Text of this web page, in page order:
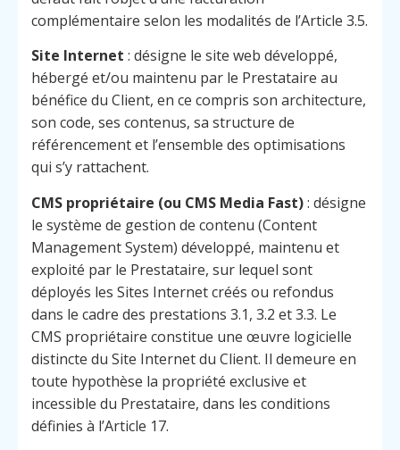
complémentaire selon les modalités de l’Article 3.5.
Site Internet : désigne le site web développé,
hébergé et/ou maintenu par le Prestataire au
bénéfice du Client, en ce compris son architecture,
son code, ses contenus, sa structure de
référencement et l’ensemble des optimisations
qui s’y rattachent.
CMS propriétaire (ou CMS Media Fast): désigne
le système de gestion de contenu (Content
Management System) développé, maintenu et
exploité par le Prestataire, sur lequel sont
déployés les Sites Internet créés ou refondus
dans le cadre des prestations 3.1, 3.2 et 3.3. Le
CMS propriétaire constitue une œuvre logicielle
distincte du Site Internet du Client. Il demeure en
toute hypothèse la propriété exclusive et
incessible du Prestataire, dans les conditions
définies à l’Article 17.